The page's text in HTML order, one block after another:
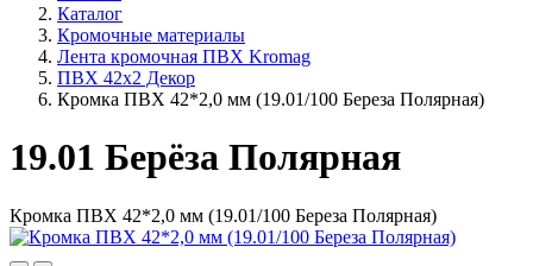
Каталог
Кромочные материалы
Лента кромочная ПВХ Kromag
ПВХ 42x2 Декор
Кромка ПВХ 42*2,0 мм (19.01/100 Береза Полярная)
19.01 Берёза Полярная
Кромка ПВХ 42*2,0 мм (19.01/100 Береза Полярная)